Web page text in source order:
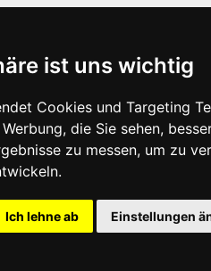
ist uns wichtig
Cookies und Targeting
die Sie sehen,
zu messen, um zu
Ich lehne ab Einstellungen